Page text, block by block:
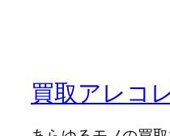
買取アレコ